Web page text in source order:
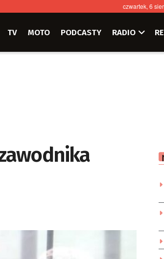
czwartek, 6
TV MOTO PODCASTY RADIO